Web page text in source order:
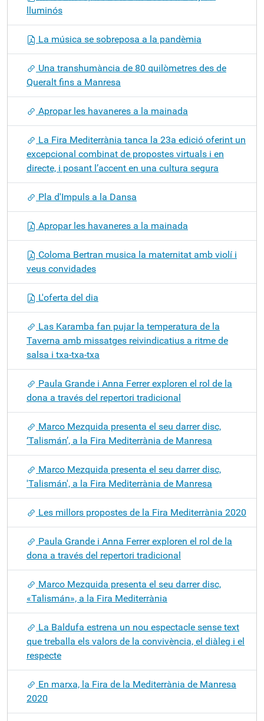
lluminós
La música se sobreposa a la pandèmia
Una transhumància de 80 quilòmetres des de
Queralt fins a Manresa
Apropar les havaneres a la mainada
La Fira Mediterrània tanca la 23a edició oferint un
excepcional combinat de propostes virtuals i en
directe, i posant l’accent en una cultura segura
Pla d'Impuls a la Dansa
Apropar les havaneres a la mainada
Coloma Bertran musica la maternitat amb violí i
veus convidades
L'oferta del dia
Las Karamba fan pujar la temperatura de la
Taverna amb missatges reivindicatius a ritme de
salsa i txa-txa-txa
Paula Grande i Anna Ferrer exploren el rol de la
dona a través del repertori tradicional
Marco Mezquida presenta el seu darrer disc,
‘Talismán’, a la Fira Mediterrània de Manresa
Marco Mezquida presenta el seu darrer disc,
'Talismán', a la Fira Mediterrània de Manresa
Les millors propostes de la Fira Mediterrània 2020
Paula Grande i Anna Ferrer exploren el rol de la
dona a través del repertori tradicional
Marco Mezquida presenta el seu darrer disc,
«Talismán», a la Fira Mediterrània
La Baldufa estrena un nou espectacle sense text
que treballa els valors de la convivència, el diàleg i el
respecte
En marxa, la Fira de la Mediterrània de Manresa
2020